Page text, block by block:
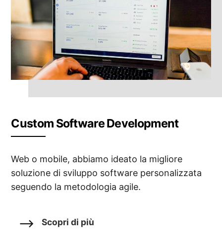
Custom Software Development
Web o mobile, abbiamo ideato la migliore
soluzione di sviluppo software personalizzata
seguendo la metodologia agile.
Scopri di più